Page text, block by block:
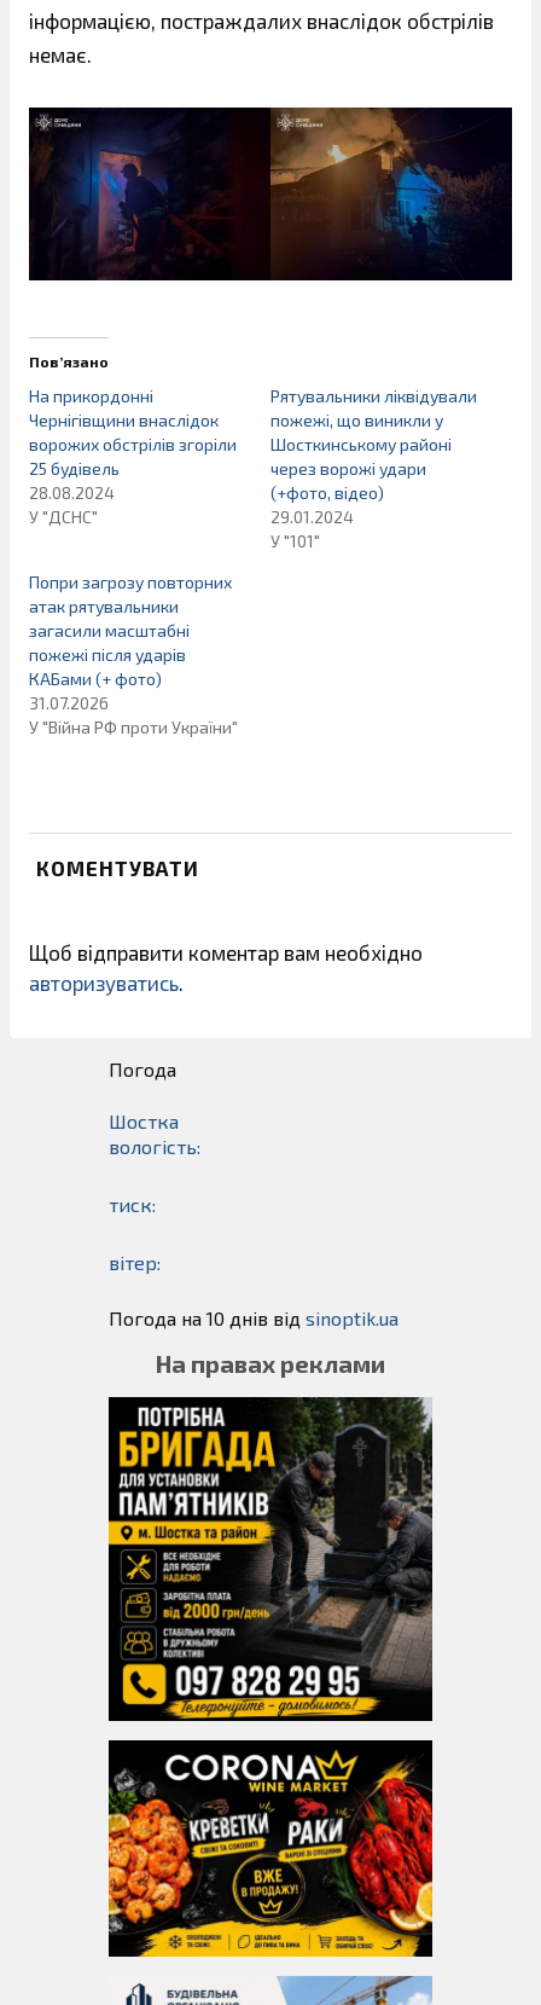
інформацією, постраждалих внаслідок обстрілів
немає.
Пов’язано
На прикордонні
Чернігівщини внаслідок
ворожих обстрілів згоріли
25 будівель
28.08.2024
У "ДСНС"
Рятувальники ліквідували
пожежі, що виникли у
Шосткинському районі
через ворожі удари
(+фото, відео)
29.01.2024
У "101"
Попри загрозу повторних
атак рятувальники
загасили масштабні
пожежі після ударів
КАБами (+ фото)
31.07.2026
У "Війна РФ проти України"
КОМЕНТУВАТИ
Щоб відправити коментар вам необхідно
авторизуватись
Погода
Шостка
вологість:
тиск:
вітер:
Погода на 10 днів від sinoptik.ua
На правах реклами